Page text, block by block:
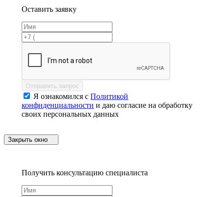
Оставить заявку
Отправить запрос
Я ознакомился сПолитикой
конфиденциальности и даю согласие на обработку
своих персональных данных
Закрыть окно
Получить консультацию специалиста